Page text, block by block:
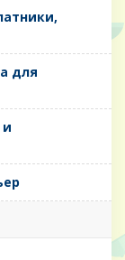
для
и